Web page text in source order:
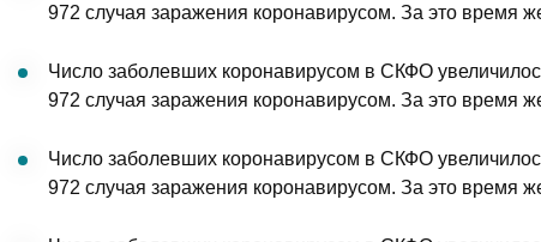
972 случая заражения коронавирусом. За это время
Число заболевших коронавирусом в СКФО
972 случая заражения коронавирусом. За это время
Число заболевших коронавирусом в СКФО
972 случая заражения коронавирусом. За это время